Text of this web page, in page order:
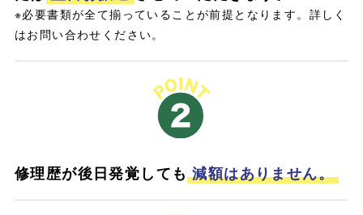
※必要書類が全て揃っていることが前提となります。詳しく
はお問い合わせください。
修理歴が後日発覚しても 減額はありません。